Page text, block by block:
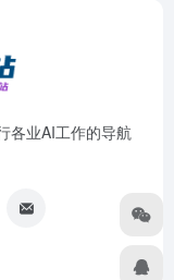
各业AI工作的导航